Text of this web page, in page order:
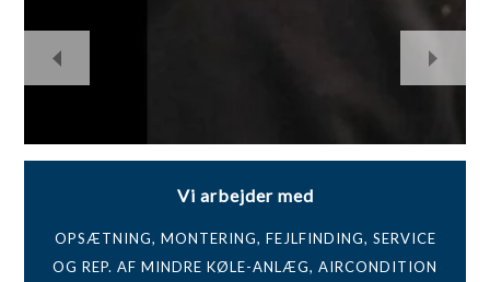
Vi arbejder med
OPSÆTNING, MONTERING, FEJLFINDING, SERVICE
OG REP. AF MINDRE KØLE-ANLÆG, AIRCONDITION